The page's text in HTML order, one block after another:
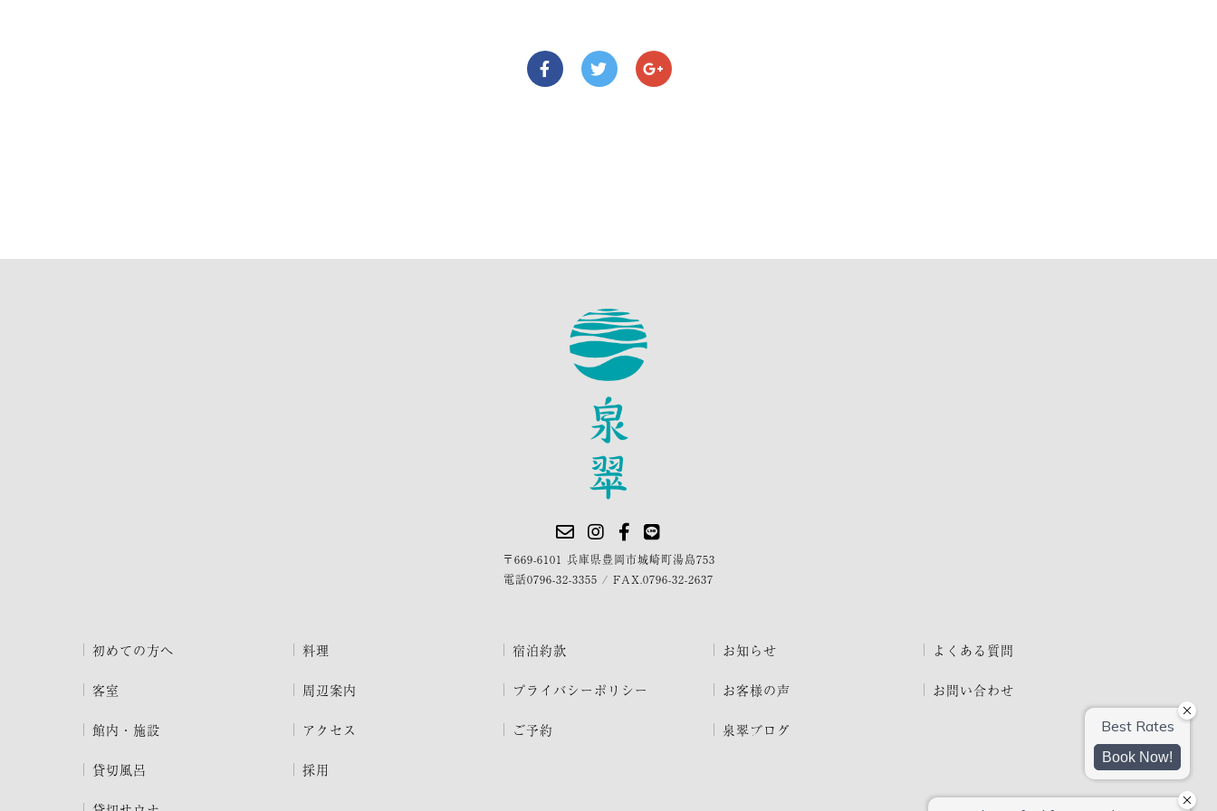
〒669-6101 兵庫県豊岡市城崎町湯島753
電話0796-32-3355 / FAX.0796-32-2637
初めての方へ
客室
館内・施設
貸切風呂
料理
周辺案内
アクセス
採用
宿泊約款
プライバシーポリシー
ご予約
お知らせ
お客様の声
泉翠ブログ
よくある質問
お問い合わせ